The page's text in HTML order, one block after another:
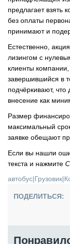
предлагает взять
без оплаты
принимают и
Естественно,
лизингом с
клиенты
завершившийся в
подчёркивают,
внесение как
Размер
максимальный
заявке обещают
Если вы нашли
текста и нажмите
автобус|Грузовик|
ПОДЕЛИТЬСЯ: